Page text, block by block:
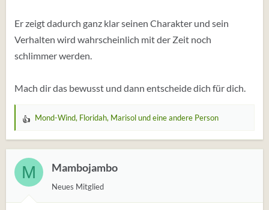
Er zeigt dadurch ganz klar seinen Charakter und sein
Verhalten wird wahrscheinlich mit der Zeit noch
schlimmer werden.
Mach dir das bewusst und dann entscheide dich für dich.
W
r
t
u
n
Mond-Wind, Floridah, Marisolund eine andere Person
M Mambojambo
Neues Mitglied